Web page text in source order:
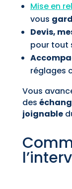
Mise en
vous
Devis,
pour tout
réglages
Vous
des
joignable